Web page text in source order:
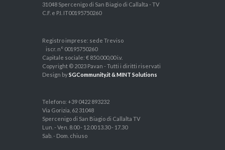
31048 Spercenigo di San Biagio di Callalta - TV
C.F. e P.I. IT00195750260
Registro imprese: sede Treviso
iscr. n° 00195750260
Capitale sociale: € 850.000,00 i.v.
Copyright © 2023 Pavan - Tutti i diritti riservati
Design bySGCommunity.it & MINT Solutions
Telefono: +39 0422 893232
Via Gorizia, 62 31048
Spercenigo di San Biagio di Callalta TV
Lun. - Ven. 8.00 - 12.00 13.30 - 17.30
Sab. - Dom. chiuso